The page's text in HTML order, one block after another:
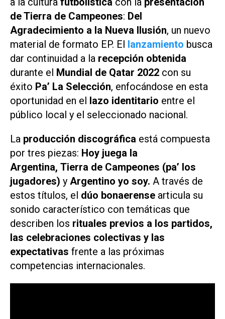
deTierra de Campeones: Del
Agradecimiento a la Nueva Ilusión, un nuevo
material de formato EP. El lanzamiento busca
dar continuidad a la recepción obtenida
durante el Mundial de Qatar 2022 con su
éxito Pa’ La Selección, enfocándose en esta
oportunidad en el lazo identitario entre el
público local y el seleccionado nacional.
La producción discográfica está compuesta
por tres piezas: Hoy juega la
Argentina, Tierra de Campeones (pa’ los
jugadores) y Argentino yo soy. A través de
estos títulos, el dúo bonaerense articula su
sonido característico con temáticas que
describen los rituales previos a los partidos,
las celebraciones colectivas y las
expectativas frente a las próximas
competencias internacionales.